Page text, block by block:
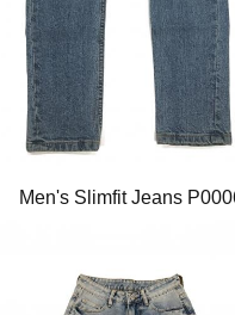
Men's Slimfit Jeans